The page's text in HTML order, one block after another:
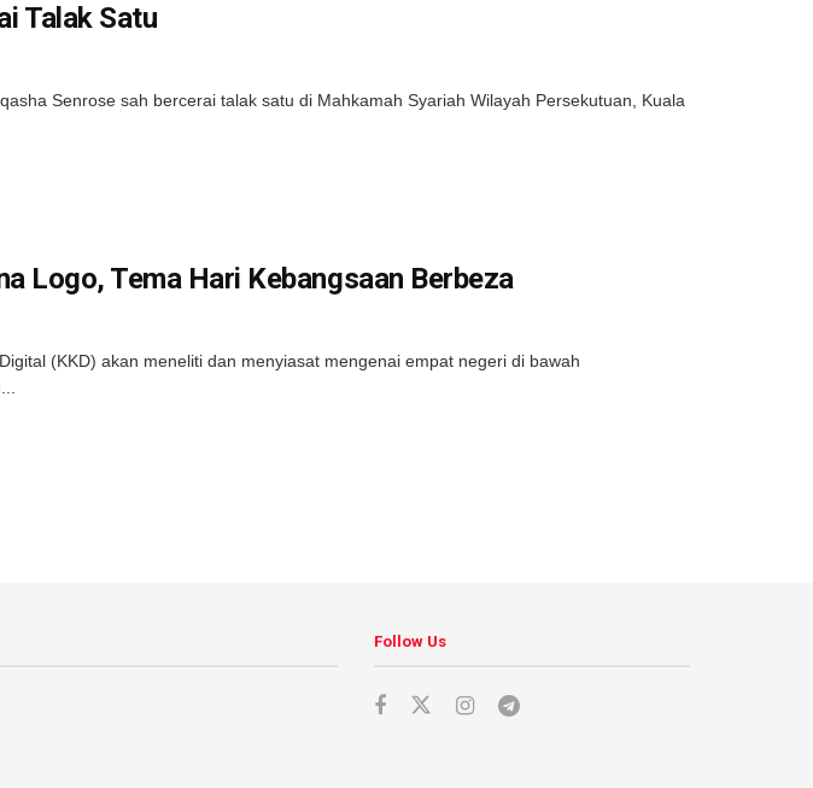
Talak Satu
Senrose sah bercerai talak satu di Mahkamah Syariah Wilayah Persekutuan, Kuala
Logo, Tema Hari Kebangsaan Berbeza
(KKD) akan meneliti dan menyiasat mengenai empat negeri di bawah
Follow Us